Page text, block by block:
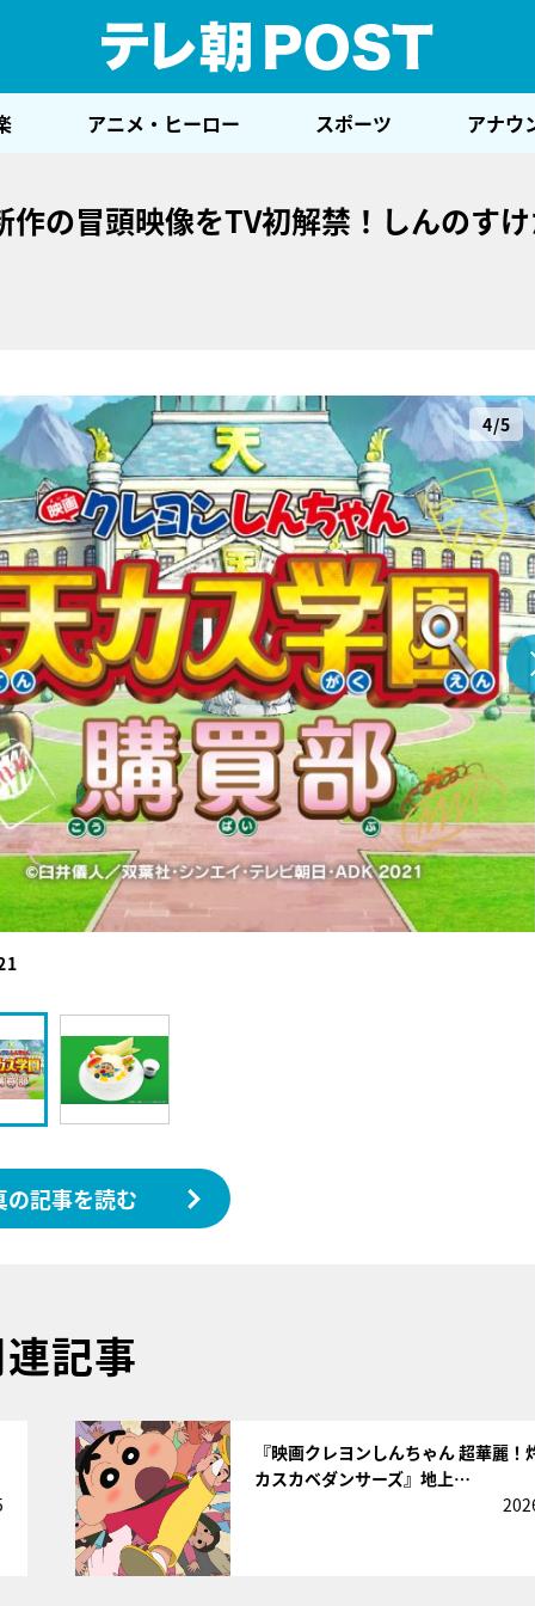
アニメ・ヒーロー スポーツ アナウ
の冒頭映像をTV初解禁！しんのす
4/5
の記事を読む
記事
『映画クレヨンしんちゃん 超華麗！
カスカベダンサーズ』地上…
『アイ＝ラブ！げーみん
E齋藤樹愛羅＆佐々木舞
ビュー